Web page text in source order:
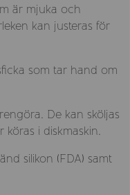
är mjuka och
kan justeras för
som tar hand om
De kan sköljas
i diskmaskin.
silikon (FDA) samt